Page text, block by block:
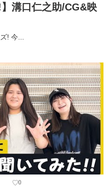
溝口仁之助/CG&映
! 今...
0